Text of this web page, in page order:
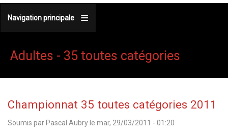
Navigation principale
Adultes - 35 toutes catégories
Championnat 35 toutes catégories 2011
Soumis par Pascal Aubry le mar, 29/03/2011 - 01:20